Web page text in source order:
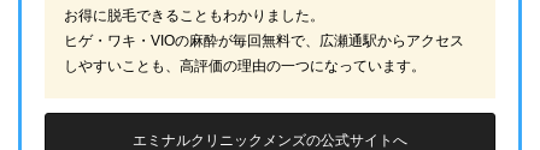
お得に脱毛できることもわかりました。
ヒゲ・ワキ・VIOの麻酔が毎回無料で、広瀬通駅からアクセス
しやすいことも、高評価の理由の一つになっています。
エミナルクリニックメンズの公式サイトへ